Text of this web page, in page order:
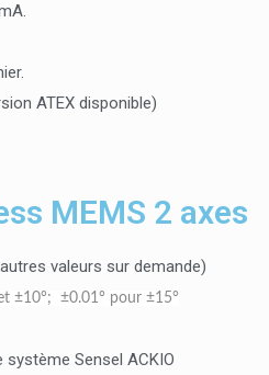
ATEX disponible)
MEMS 2 axes
valeurs sur demande)
±10°; ±0.01° pour ±15°
Sensel ACKIO